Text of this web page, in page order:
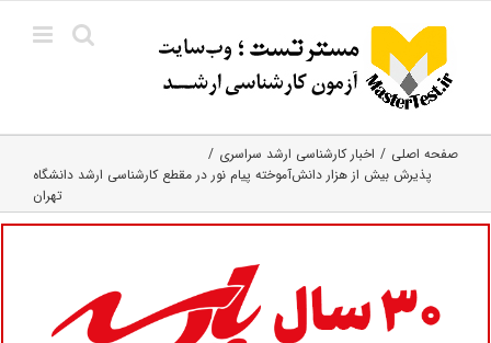
content
صفحه اصلی
اخبار کارشناسی ارشد سراسری
پذیرش بیش از هزار دانش‌آموخته پیام نور در مقطع کارشناسی ارشد دانشگاه
تهران